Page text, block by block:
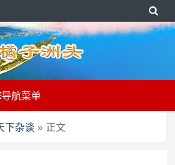
导航菜单
下杂谈 » 正文